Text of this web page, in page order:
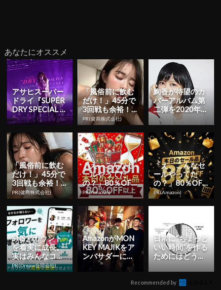
あなたにオススメ
アサヒスーパー
ドライ『SUPER
DRY SPECIAL F
ES』に布袋寅
泰、S...
「風俗前に飲む
だけ！」45分で
3回戦も余裕！1
日31円で朝まで
絶好調
PR(健商株式会社)
絢香が待望のカ
バーアルバム第
二弾を2020年5
月に発売！全国
ツアーも開催で
ファン...
「風俗前に飲む
だけ！」45分で
3回戦も余裕！9
80円で朝まで絶
好調
PR(健商株式会社)
「え、こんなセ
ールやってた
の？」80％OFF
以上が続々登
場！Amazonの本
気が...
PR(Amazon)
「え、こんなセ
ールやってた
の？」80％OFF
以上が続々登
場！Amazonの本
PR(Amazon)
SNSアカウント
を着実に成長。
実はみんなココ
使ってます。
PR(Dreaw合同会社)
AmazonがMON
KEY MAJIKをア
ンバサダーに迎
えて新曲を披露
日常に“ちょっと
いい時間”を作る
ためにはどうし
で見る人々の消
費行動...
Recommended by